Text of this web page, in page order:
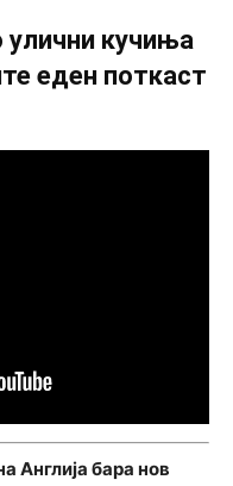
кучиња
еден поткаст
Англија бара нов